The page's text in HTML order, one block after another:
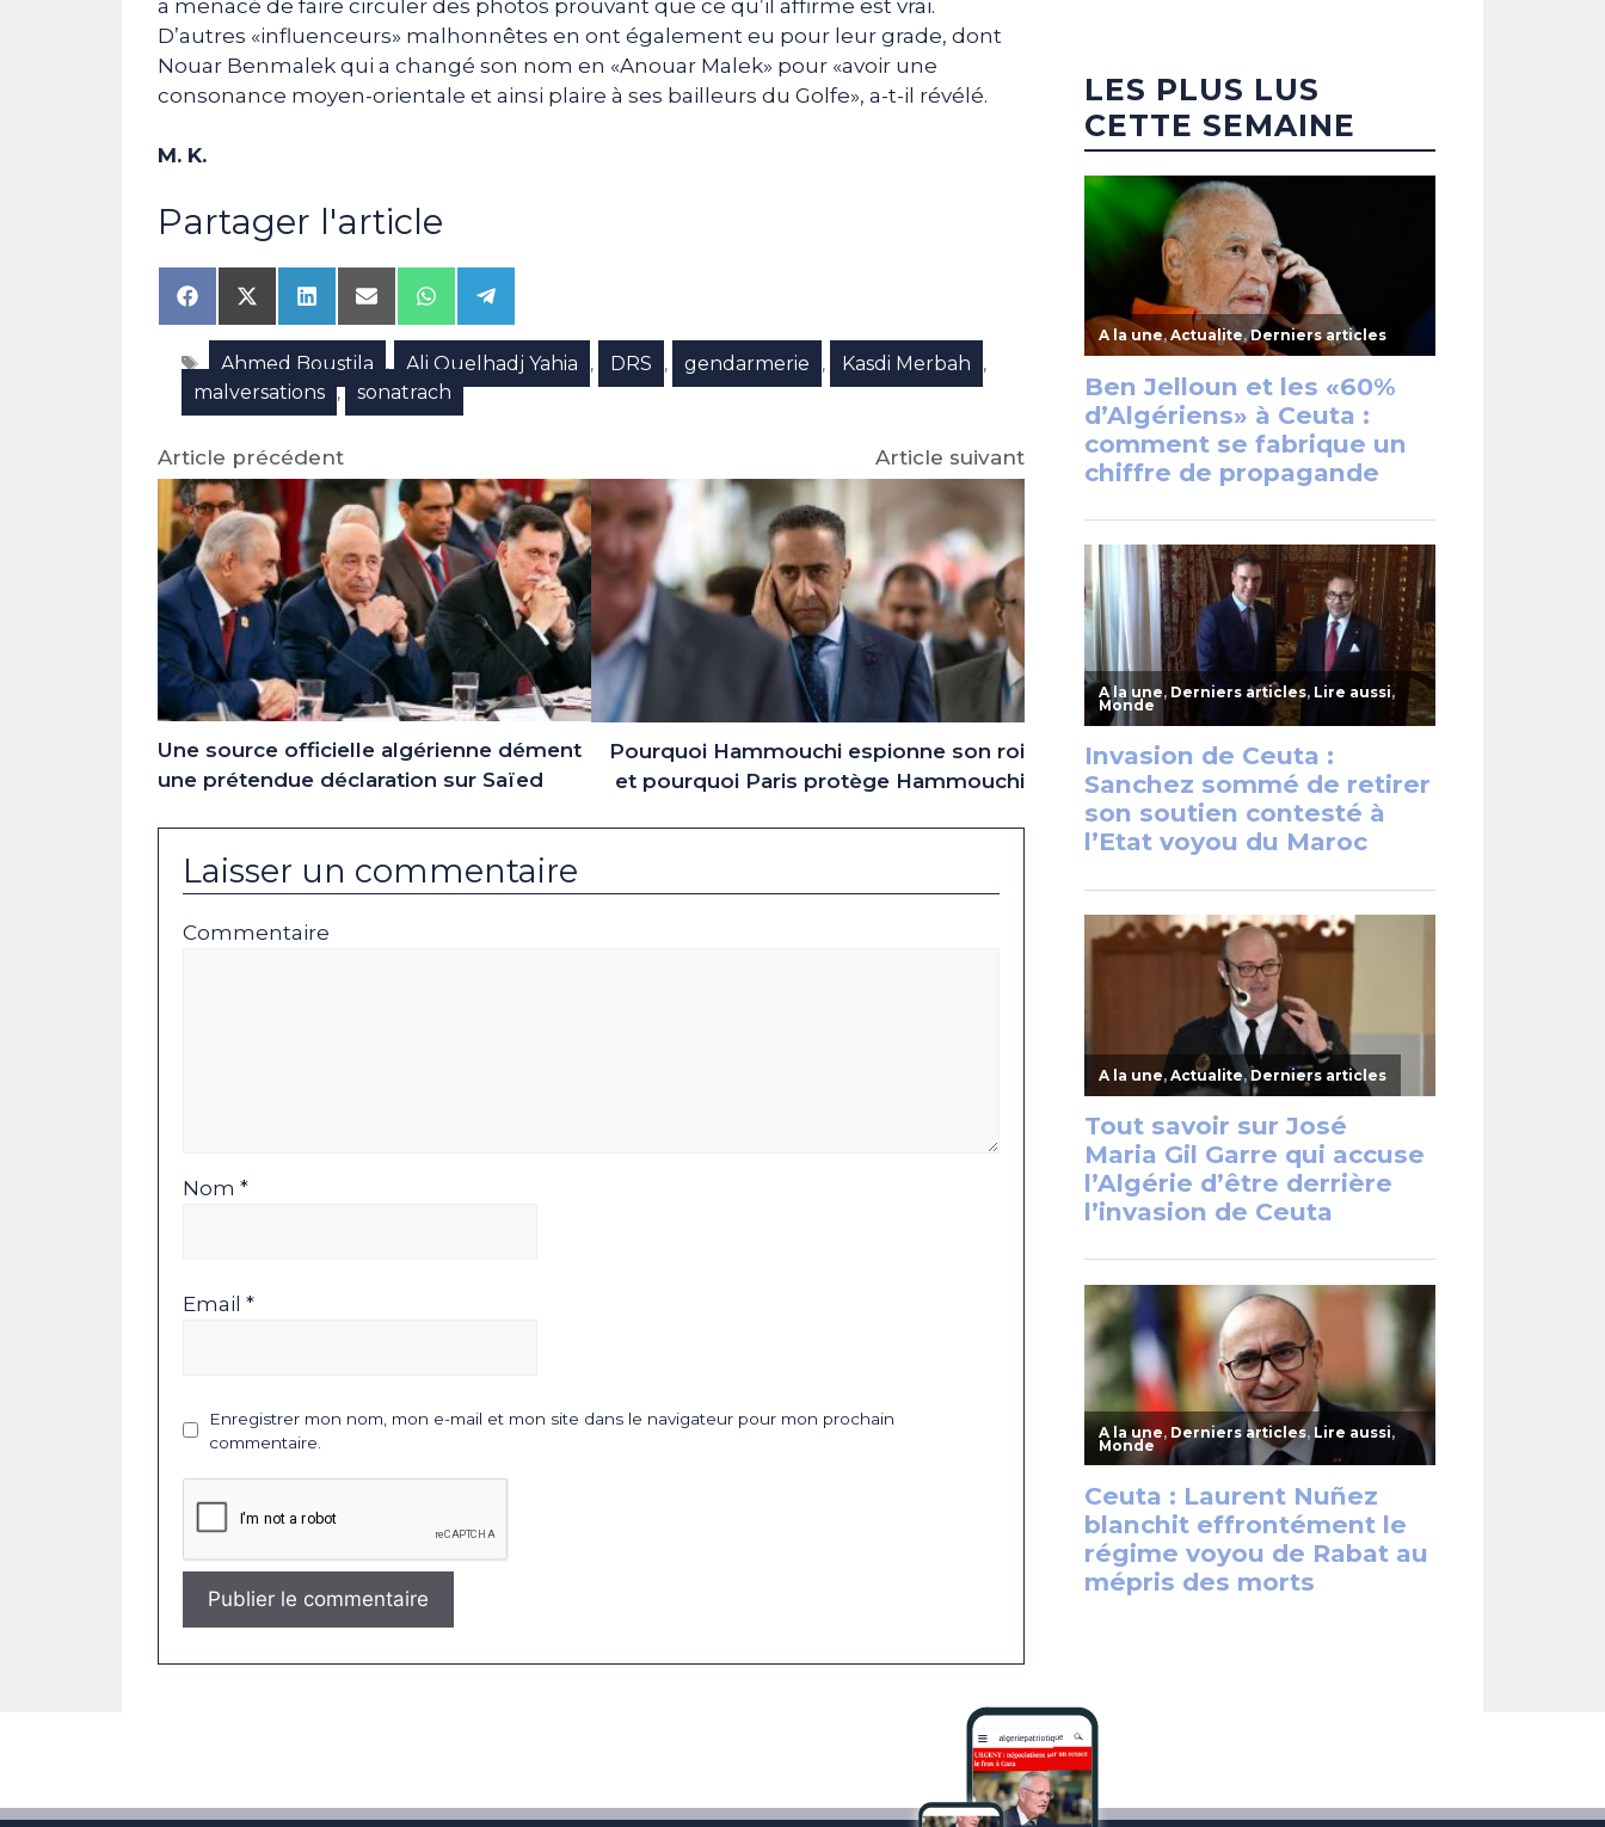
a menacé de faire circuler des photos prouvant que ce qu’il affirme est vrai.
D’autres «influenceurs» malhonnêtes en ont également eu pour leur grade, dont
Nouar Benmalek qui a changé son nom en «Anouar Malek» pour «avoir une
consonance moyen-orientale et ainsi plaire à ses bailleurs du Golfe», a-t-il révélé.
M. K.
Partager l'article
Share
on
Facebook
Share
on
X
(Twitter)
Share
on
LinkedIn
Share
on
Email
Share
on
WhatsApp
Share
on
Telegram
Étiquettes
Ahmed Boustila , Ali Ouelhadj Yahia , DRS , gendarmerie , Kasdi Merbah ,
malversations , sonatrach
Article précédent
Une source officielle algérienne dément
une prétendue déclaration sur Saïed
Article suivant
Pourquoi Hammouchi espionne son roi
et pourquoi Paris protège Hammouchi
Laisser un commentaire
Commentaire
Nom *
Email *
Enregistrer mon nom, mon e-mail et mon site dans le navigateur pour mon prochain
commentaire.
LES PLUS LUS
CETTE SEMAINE